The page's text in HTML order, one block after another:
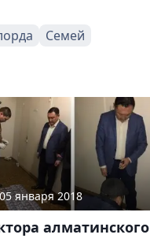
Семей
января 2018
алматинского